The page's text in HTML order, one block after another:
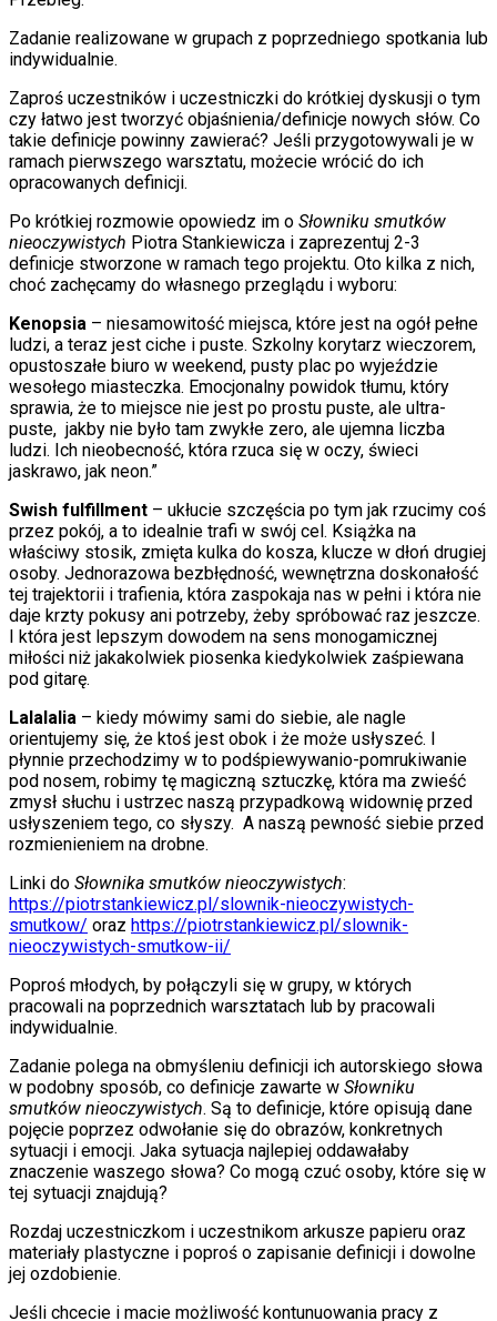
Zadanie realizowane w grupach z poprzedniego spotkania lub
indywidualnie.
Zaproś uczestników i uczestniczki do krótkiej dyskusji o tym
czy łatwo jest tworzyć objaśnienia/definicje nowych słów. Co
takie definicje powinny zawierać? Jeśli przygotowywali je w
ramach pierwszego warsztatu, możecie wrócić do ich
opracowanych definicji.
Po krótkiej rozmowie opowiedz im o Słowniku smutków
nieoczywistych Piotra Stankiewicza i zaprezentuj 2-3
definicje stworzone w ramach tego projektu. Oto kilka z nich,
choć zachęcamy do własnego przeglądu i wyboru:
Kenopsia – niesamowitość miejsca, które jest na ogół pełne
ludzi, a teraz jest ciche i puste. Szkolny korytarz wieczorem,
opustoszałe biuro w weekend, pusty plac po wyjeździe
wesołego miasteczka. Emocjonalny powidok tłumu, który
sprawia, że to miejsce nie jest po prostu puste, ale ultra-
puste, jakby nie było tam zwykłe zero, ale ujemna liczba
ludzi. Ich nieobecność, która rzuca się w oczy, świeci
jaskrawo, jak neon.”
Swish fulfillment – ukłucie szczęścia po tym jak rzucimy coś
przez pokój, a to idealnie trafi w swój cel. Książka na
właściwy stosik, zmięta kulka do kosza, klucze w dłoń drugiej
osoby. Jednorazowa bezbłędność, wewnętrzna doskonałość
tej trajektorii i trafienia, która zaspokaja nas w pełni i która nie
daje krzty pokusy ani potrzeby, żeby spróbować raz jeszcze.
I która jest lepszym dowodem na sens monogamicznej
miłości niż jakakolwiek piosenka kiedykolwiek zaśpiewana
pod gitarę.
Lalalalia – kiedy mówimy sami do siebie, ale nagle
orientujemy się, że ktoś jest obok i że może usłyszeć. I
płynnie przechodzimy w to podśpiewywanio-pomrukiwanie
pod nosem, robimy tę magiczną sztuczkę, która ma zwieść
zmysł słuchu i ustrzec naszą przypadkową widownię przed
usłyszeniem tego, co słyszy. A naszą pewność siebie przed
rozmienieniem na drobne.
Linki do Słownika smutków nieoczywistych:
https://piotrstankiewicz.pl/slownik-nieoczywistych-
smutkow/ oraz https://piotrstankiewicz.pl/slownik-
nieoczywistych-smutkow-ii/
Poproś młodych, by połączyli się w grupy, w których
pracowali na poprzednich warsztatach lub by pracowali
indywidualnie.
Zadanie polega na obmyśleniu definicji ich autorskiego słowa
w podobny sposób, co definicje zawarte w Słowniku
smutków nieoczywistych. Są to definicje, które opisują dane
pojęcie poprzez odwołanie się do obrazów, konkretnych
sytuacji i emocji. Jaka sytuacja najlepiej oddawałaby
znaczenie waszego słowa? Co mogą czuć osoby, które się w
tej sytuacji znajdują?
Rozdaj uczestniczkom i uczestnikom arkusze papieru oraz
materiały plastyczne i poproś o zapisanie definicji i dowolne
jej ozdobienie.
Jeśli chcecie i macie możliwość kontunuowania pracy z